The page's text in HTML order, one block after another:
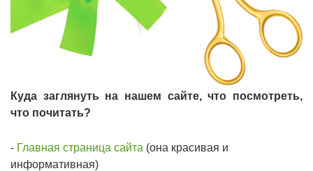
Стремянки с
опорой
Ширмы
РЗА (шторы)
Куда заглянуть на нашем сайте, что посмотреть,
что почитать?
- Главная страница сайта (она красивая и
информативная)